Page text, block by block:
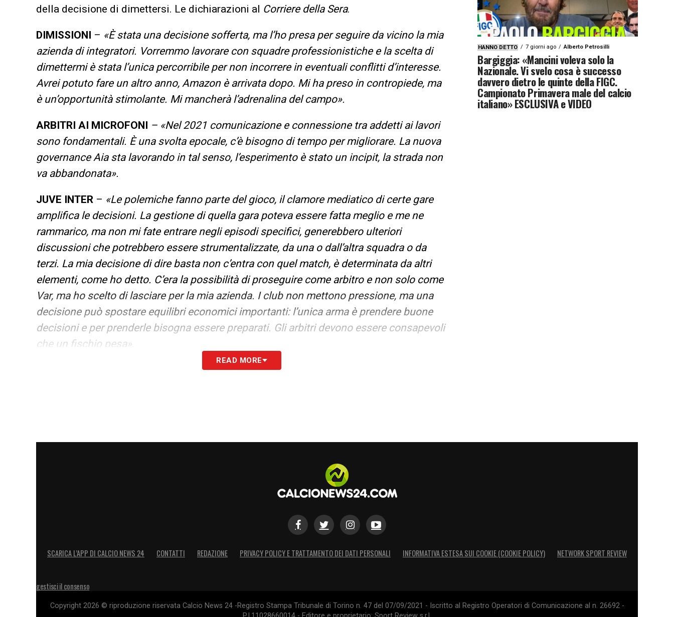
della decisione di dimettersi. Le dichiarazioni al Corriere della Sera.
DIMISSIONI – «È stata una decisione sofferta, ma l’ho presa per seguire da vicino la mia
azienda di integratori. Vorremmo lavorare con squadre professionistiche e la scelta di
dimettermi è stata l’unica percorribile per non incorrere in eventuali conflitti d’interesse.
Avrei potuto fare un altro anno, Amazon è arrivata dopo. Mi ha preso in contropiede, ma
è un’opportunità stimolante. Mi mancherà l’adrenalina del campo».
ARBITRI AI MICROFONI – «Nel 2021 comunicazione e connessione tra addetti ai lavori
sono fondamentali. È una svolta epocale, c’è bisogno di tempo per migliorare. La nuova
governance Aia sta lavorando in tal senso, l’esperimento è stato un incipit, la strada non
va abbandonata».
JUVE INTER – «Le polemiche fanno parte del gioco, il clamore mediatico di certe gare
amplifica le decisioni. La gestione di quella gara poteva essere fatta meglio e me ne
rammarico, ma non mi fate entrare negli episodi specifici, generebbero ulteriori
discussioni che potrebbero essere strumentalizzate, da una o dall’altra squadra o da
terzi. La mia decisione di dire basta non c’entra con quel match, è determinata da altri
elementi, come ho detto. C’era la possibilità di proseguire come arbitro e non solo come
Var, ma ho scelto di lasciare per la mia azienda. I club non mettono pressione, ma una
decisione può spostare equilibri economici importanti: l’unica arma è prendere buone
decisioni e per prenderle bisogna essere preparati. Gli arbitri devono essere consapevoli
che un fischio pesa»
READ MORE
HANNO DETTO 7 giorni ago Alberto Petrosilli
Bargiggia: «Mancini voleva solo la
Nazionale. Vi svelo cosa è successo
davvero dietro le quinte della FIGC.
Campionato Primavera male del calcio
italiano» ESCLUSIVA e VIDEO
SCARICA L’APP DI CALCIO NEWS 24 CONTATTI REDAZIONE PRIVACY POLICY E TRATTAMENTO DEI DATI PERSONALI INFORMATIVA ESTESA SUI COOKIE (COOKIE POLICY) NETWORK SPORT REVIEW
gestisci il consenso
Copyright 2026 © riproduzione riservata Calcio News 24 -Registro Stampa Tribunale di Torino n. 47 del 07/09/2021 - Iscritto al Registro Operatori di Comunicazione al n. 26692 -